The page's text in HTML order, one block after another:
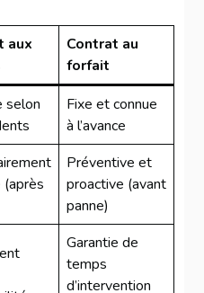
aux
Contrat au
forfait
selon
Fixe et connue
à l’avance
(après
Préventive et
proactive (avant
panne)
Garantie de
temps
d’intervention